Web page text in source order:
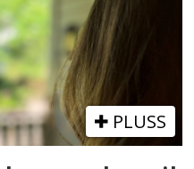
PLUSS